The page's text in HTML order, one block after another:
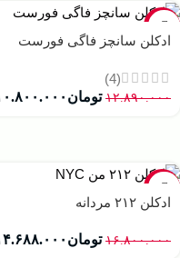
-16%
ادکلن سانچز فاگی فورست
(4)
۱۲.۸۹۰.۰۰۰ تومان
-13%
ادکلن ۲۱۲ مردانه
۱۶.۸۰۰.۰۰۰ تومان